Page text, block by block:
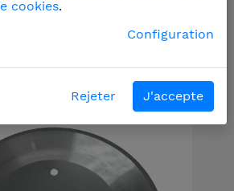
cookies.
Configuration
Rejeter J'accepte